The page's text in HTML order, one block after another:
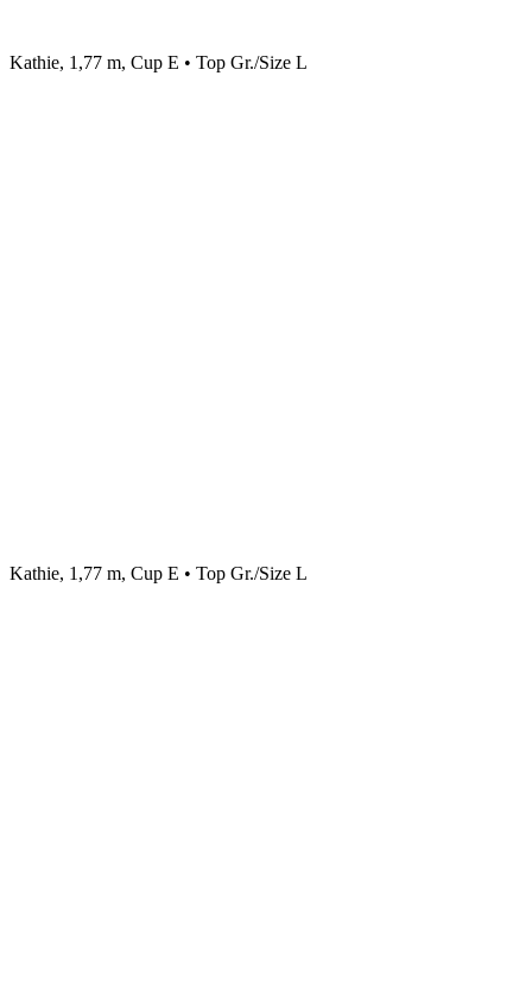
Kathie, 1,77 m, Cup E • Top Gr./Size L
Kathie, 1,77 m, Cup E • Top Gr./Size L